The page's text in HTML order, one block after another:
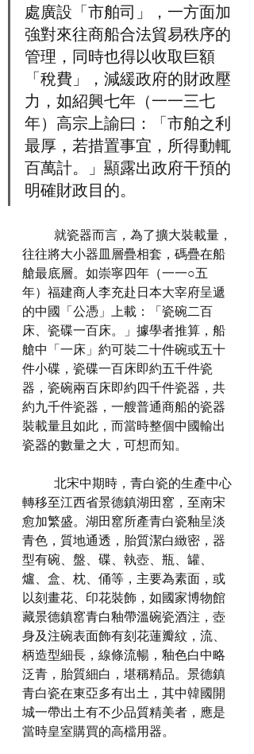
處廣設「市舶司」，一方面加
強對來往商船合法貿易秩序的
管理，同時也得以收取巨額
「稅費」，減緩政府的財政壓
力，如紹興七年（一一三七
年）高宗上諭曰：「市舶之利
最厚，若措置事宜，所得動輒
百萬計。」顯露出政府干預的
明確財政目的。
往往將大小器皿層疊相套，碼疊在船
艙最底層。如崇寧四年（一一○五
年）福建商人李充赴日本大宰府呈遞
的中國「公憑」上載：「瓷碗二百
床、瓷碟一百床。」據學者推算，船
艙中「一床」約可裝二十件碗或五十
件小碟，瓷碟一百床即約五千件瓷
器，瓷碗兩百床即約四千件瓷器，共
約九千件瓷器，一艘普通商船的瓷器
裝載量且如此，而當時整個中國輸出
瓷器的數量之大，可想而知。
轉移至江西省景德鎮湖田窰，至南宋
愈加繁盛。湖田窰所產青白瓷釉呈淡
青色，質地通透，胎質潔白緻密，器
型有碗、盤、碟、執壺、瓶、罐、
爐、盒、枕、俑等，主要為素面，或
以刻畫花、印花裝飾，如國家博物館
藏景德鎮窰青白釉帶溫碗瓷酒注，壺
身及注碗表面飾有刻花蓮瓣紋，流、
柄造型細長，線條流暢，釉色白中略
泛青，胎質細白，堪稱精品。景德鎮
青白瓷在東亞多有出土，其中韓國開
城一帶出土有不少品質精美者，應是
當時皇室購買的高檔用器。